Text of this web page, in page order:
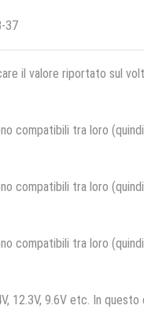
37
il valore riportato sul
compatibili tra loro
compatibili tra loro
compatibili tra loro
12.3V, 9.6V etc. In